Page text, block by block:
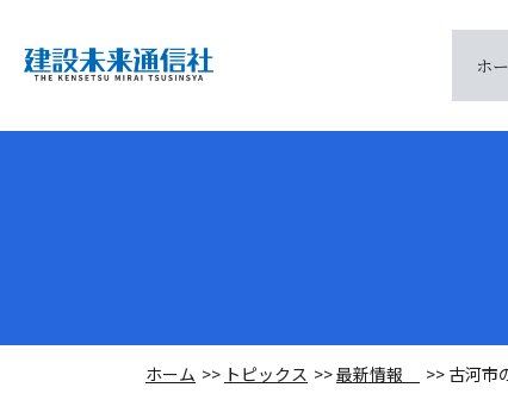
ホ
ホーム トピックス 最新情報 古河市